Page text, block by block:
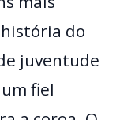
do
juventude
fiel